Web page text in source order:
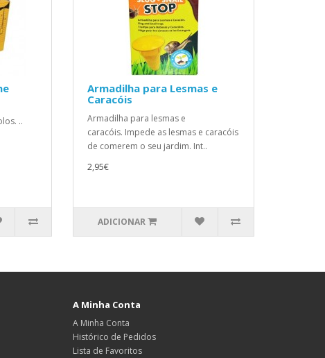
..
Armadilha para Lesmas e
Caracóis
Armadilha para lesmas e
caracóis. Impede as lesmas e caracóis
de comerem o seu jardim. Int..
2,95€
ADICIONAR
A Minha Conta
A Minha Conta
Histórico de Pedidos
Lista de Favoritos